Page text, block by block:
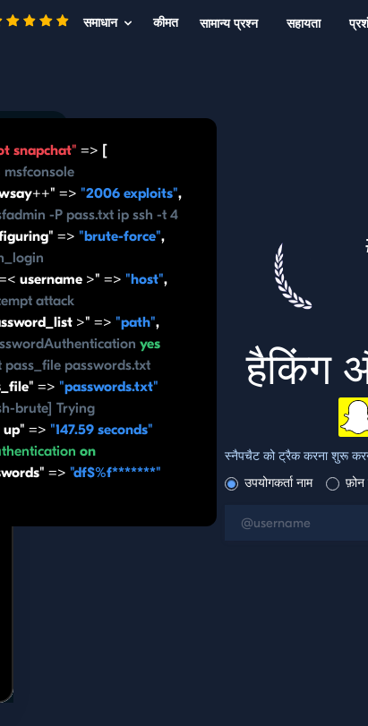
समाधान कीमत सामान्य प्रश्न सहायता
2026
2026
2026
2026
snapchat" => [
=> "2006 exploits",
-P pass.txt ip ssh -t 4
=> "brute-force",
username >" => "host",
attack
>" => "path",
yes
passwords.txt
=> "passwords.txt"
brute] Trying
up" => "147.59 seconds"
on
=> "df$%f*******"
हैकिंग
स्नैपचैट को ट्रैक करना शुरू
उपयोगकर्ता नाम
फ़ोन